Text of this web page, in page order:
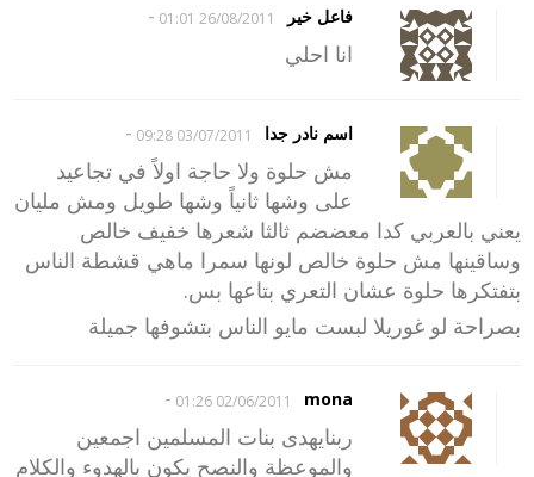
فاعل خير 26/08/2011 01:01
-
انا احلي
اسم نادر جدا 03/07/2011 09:28
-
مش حلوة ولا حاجة اولاً في تجاعيد
على وشها ثانياً وشها طويل ومش مليان
يعني بالعربي كدا معضضم ثالثا شعرها خفيف خالص
وساقينها مش حلوة خالص لونها سمرا ماهي قشطة الناس
بتفتكرها حلوة عشان التعري بتاعها بس.
بصراحة لو غوريلا لبست مايو الناس بتشوفها جميلة
mona
02/06/2011 01:26
-
ربنايهدى بنات المسلمين اجمعين
والموعظة والنصح يكون بالهدوء والكلام